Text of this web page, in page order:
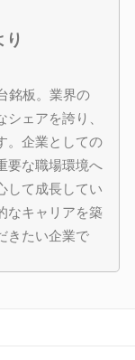
り
銘板。業界の
ェアを誇り、
。企業としての
要な職場環境へ
して成長してい
なキャリアを築
きたい企業で